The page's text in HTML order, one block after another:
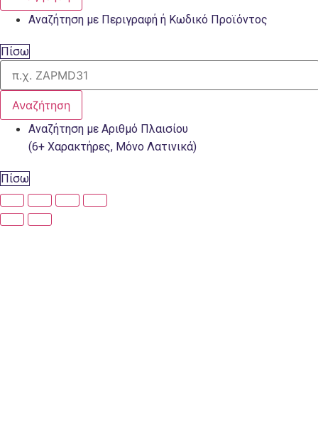
Αναζήτηση με Περιγραφή ή Κωδικό Προϊόντος
Πίσω
Αναζήτηση
Αναζήτηση με Αριθμό Πλαισίου
(6+ Χαρακτήρες, Μόνο Λατινικά)
Πίσω